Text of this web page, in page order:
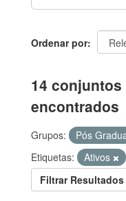
Ordenar por
14
encontrados
Grupos: Pós
Etiquetas:
Ativos
Filtrar Resultados